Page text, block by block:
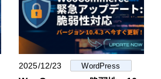
2025/12/23 WordPress